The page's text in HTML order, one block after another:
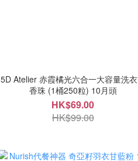
5D Atelier 赤霞橘光六合一大容量洗
香珠 (1桶250粒) 10月頭
HK$69.00
HK$99.00